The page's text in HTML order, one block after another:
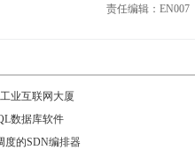
责任编辑：EN007
业互联网大厦
数据库软件
度的SDN编排器